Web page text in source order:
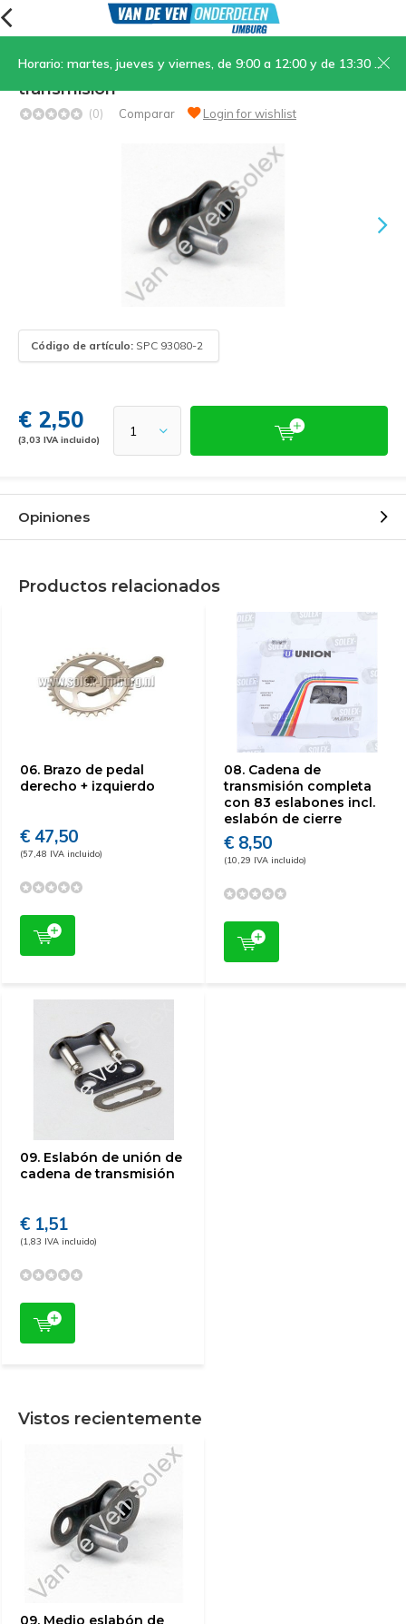
Horario: martes, jueves y viernes, de 9:00 a 12:00 y de 13:30 a 17:00; sábados, de 9:00 a 12:00
09. Medio eslabón de cadena de
transmisión
(0) Comparar Login for wishlist
Código de artículo: SPC 93080-2
€ 2,50
(3,03 IVA incluido)
Opiniones
Productos relacionados
06. Brazo de pedal
derecho + izquierdo
€ 47,50
(57,48 IVA incluido)
08. Cadena de
transmisión completa
con 83 eslabones incl.
eslabón de cierre
€ 8,50
(10,29 IVA incluido)
09. Eslabón de unión de
cadena de transmisión
€ 1,51
(1,83 IVA incluido)
Vistos recientemente
09. Medio eslabón de